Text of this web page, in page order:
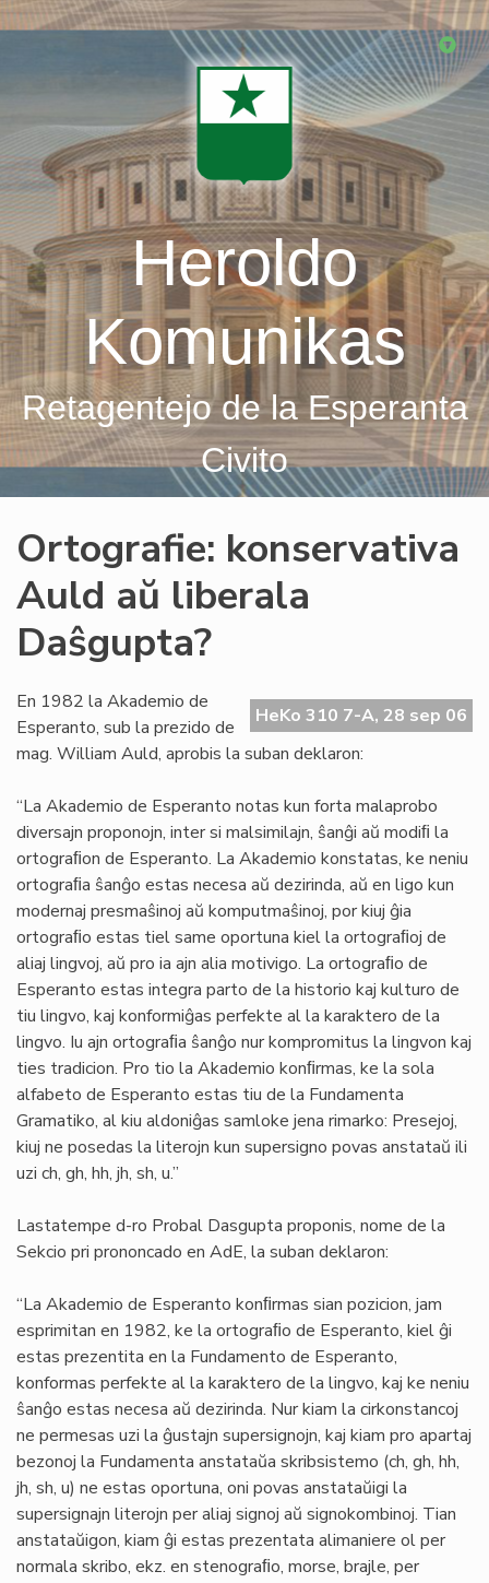
Skip
Heroldo
Komunikas
Retagentejo de la Esperanta
Civito
Ortografie: konservativa
Auld aŭ liberala
Daŝgupta?
HeKo 310 7-A, 28 sep 06
En 1982 la Akademio de
Esperanto, sub la prezido de
mag. William Auld, aprobis la suban deklaron:
“La Akademio de Esperanto notas kun forta malaprobo
diversajn proponojn, inter si malsimilajn, ŝanĝi aŭ modiﬁ la
ortograﬁon de Esperanto. La Akademio konstatas, ke neniu
ortograﬁa ŝanĝo estas necesa aŭ dezirinda, aŭ en ligo kun
modernaj presmaŝinoj aŭ komputmaŝinoj, por kiuj ĝia
ortograﬁo estas tiel same oportuna kiel la ortograﬁoj de
aliaj lingvoj, aŭ pro ia ajn alia motivigo. La ortograﬁo de
Esperanto estas integra parto de la historio kaj kulturo de
tiu lingvo, kaj konformiĝas perfekte al la karaktero de la
lingvo. Iu ajn ortograﬁa ŝanĝo nur kompromitus la lingvon kaj
ties tradicion. Pro tio la Akademio konﬁrmas, ke la sola
alfabeto de Esperanto estas tiu de la Fundamenta
Gramatiko, al kiu aldoniĝas samloke jena rimarko: Presejoj,
kiuj ne posedas la literojn kun supersigno povas anstataŭ ili
uzi ch, gh, hh, jh, sh, u.”
Lastatempe d-ro Probal Dasgupta proponis, nome de la
Sekcio pri prononcado en AdE, la suban deklaron:
“La Akademio de Esperanto konﬁrmas sian pozicion, jam
esprimitan en 1982, ke la ortograﬁo de Esperanto, kiel ĝi
estas prezentita en la Fundamento de Esperanto,
konformas perfekte al la karaktero de la lingvo, kaj ke neniu
ŝanĝo estas necesa aŭ dezirinda. Nur kiam la cirkonstancoj
ne permesas uzi la ĝustajn supersignojn, kaj kiam pro apartaj
bezonoj la Fundamenta anstataŭa skribsistemo (ch, gh, hh,
jh, sh, u) ne estas oportuna, oni povas anstataŭigi la
supersignajn literojn per aliaj signoj aŭ signokombinoj. Tian
anstataŭigon, kiam ĝi estas prezentata alimaniere ol per
normala skribo, ekz. en stenograﬁo, morse, brajle, per